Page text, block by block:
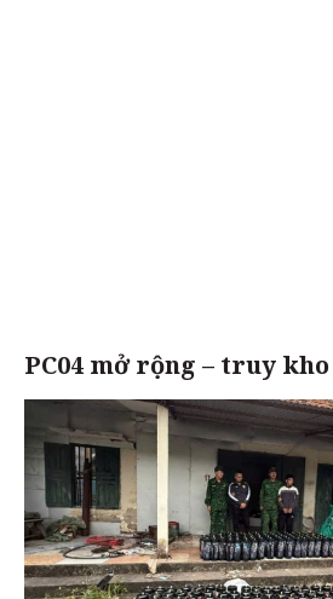
PC04 mở rộng – truy